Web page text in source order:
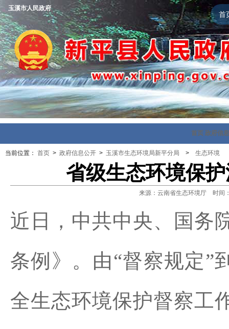
首
玉溪市人民政府
首页 政府信
当前位置： 首页 > 政府信息公开 > 玉溪市生态环境局新平分局 > 生态环境
省级生态环境保
来源：云南省生态环境厅 时间
近日，中共中央、国务
条例》。由“督察规定”
全生态环境保护督察工